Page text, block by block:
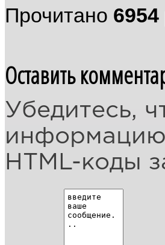
Прочитано 6954
Оставить
Убедитесь,
HTML-коды